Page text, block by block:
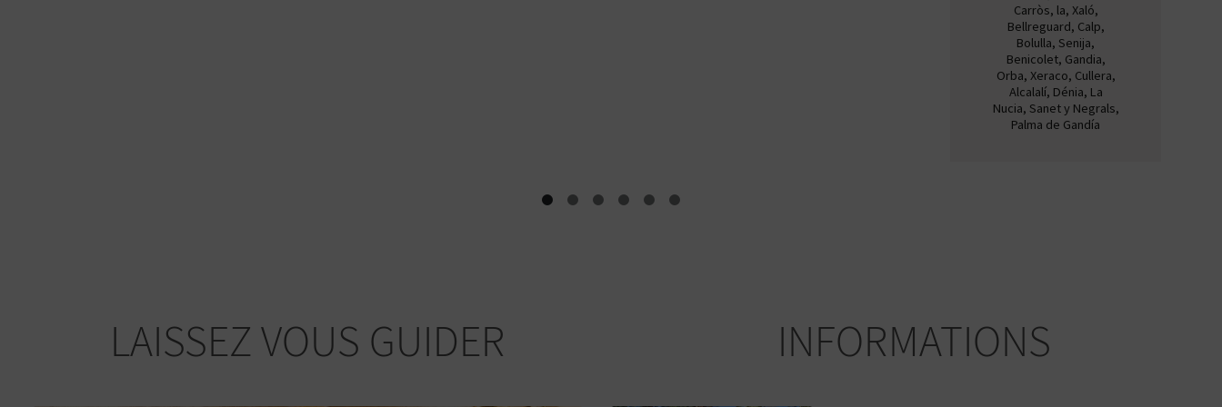
Carròs, la, Xaló,
Bellreguard, Calp,
Bolulla, Senija,
Benicolet, Gandia,
Orba, Xeraco, Cullera,
Alcalalí, Dénia, La
Nucia, Sanet y Negrals,
Palma de Gandía
LAISSEZ VOUS GUIDER INFORMATIONS